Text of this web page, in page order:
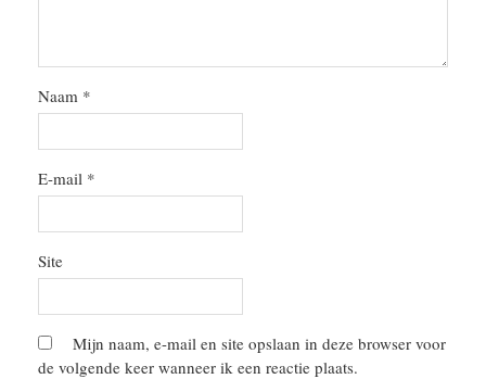
Naam *
E-mail *
Site
Mijn naam, e-mail en site opslaan in deze browser voor
de volgende keer wanneer ik een reactie plaats.